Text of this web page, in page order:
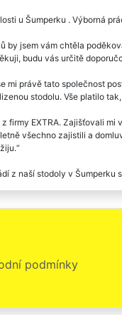
u Šumperku . Výborná
by jsem vám chtěla
budu vás určitě
mi právě tato společnost
stodolu. Vše platilo
firmy EXTRA. Zajišťovali
všechno zajistili a
z naší stodoly v Šumperku
podmínky